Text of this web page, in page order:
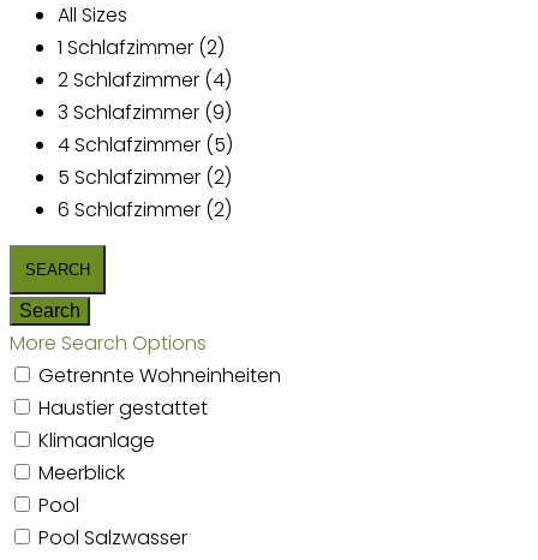
All Sizes
1 Schlafzimmer (2)
2 Schlafzimmer (4)
3 Schlafzimmer (9)
4 Schlafzimmer (5)
5 Schlafzimmer (2)
6 Schlafzimmer (2)
More Search Options
Getrennte Wohneinheiten
Haustier gestattet
Klimaanlage
Meerblick
Pool
Pool Salzwasser